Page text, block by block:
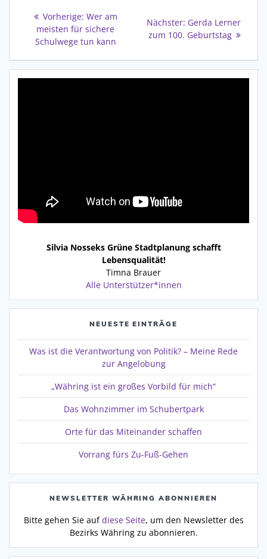
Beitragsnavigation
Vorherige: Vorheriger
Beitrag:
Wer am
meisten für sichere
Schulwege tun kann
Nächster: Nächster
Beitrag:
Gerda Lerner
zum 100. Geburtstag
Silvia Nosseks Grüne Stadtplanung schafft
Lebensqualität!
Timna Brauer
Alle Unterstützer*innen
NEUESTE EINTRÄGE
Was ist die Verantwortung von Politik? – Meine Rede
zur Angelobung
„Währing ist ein großes Vorbild für mich“
Das Wohnzimmer im Schubertpark
Orte für das Miteinander schaffen
Vorrang fürs Zu-Fuß-Gehen
NEWSLETTER WÄHRING ABONNIEREN
Bitte gehen Sie aufdiese Seite, um den Newsletter des
Bezirks Währing zu abonnieren.